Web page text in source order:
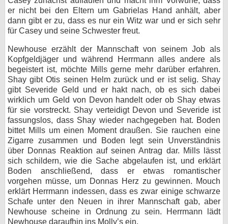
er nicht bei den Eltern um Gabrielas Hand anhält, aber
dann gibt er zu, dass es nur ein Witz war und er sich sehr
für Casey und seine Schwester freut.
Newhouse erzählt der Mannschaft von seinem Job als
Kopfgeldjäger und während Herrmann alles andere als
begeistert ist, möchte Mills gerne mehr darüber erfahren.
Shay gibt Otis seinen Helm zurück und er ist selig. Shay
gibt Severide Geld und er hakt nach, ob es sich dabei
wirklich um Geld von Devon handelt oder ob Shay etwas
für sie vorstreckt. Shay verteidigt Devon und Severide ist
fassungslos, dass Shay wieder nachgegeben hat. Boden
bittet Mills um einen Moment draußen. Sie rauchen eine
Zigarre zusammen und Boden legt sein Unverständnis
über Donnas Reaktion auf seinen Antrag dar. Mills lässt
sich schildern, wie die Sache abgelaufen ist, und erklärt
Boden anschließend, dass er etwas romantischer
vorgehen müsse, um Donnas Herz zu gewinnen. Mouch
erklärt Herrmann indessen, dass es zwar einige schwarze
Schafe unter den Neuen in ihrer Mannschaft gab, aber
Newhouse scheine in Ordnung zu sein. Herrmann lädt
Newhouse daraufhin ins Molly’s ein.